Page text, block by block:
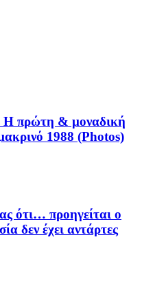
πρώτη & μοναδική
1988 (Photos)
ότι… προηγείται ο
δεν έχει αντάρτες